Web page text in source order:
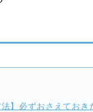
】必ずおさえてお